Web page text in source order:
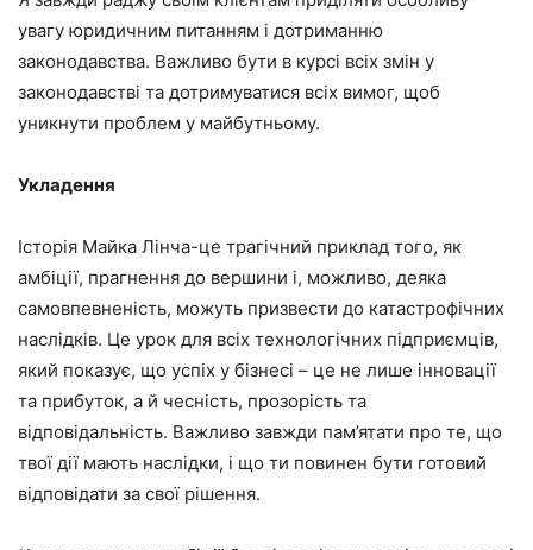
увагу юридичним питанням і дотриманню
законодавства. Важливо бути в курсі всіх змін у
законодавстві та дотримуватися всіх вимог, щоб
уникнути проблем у майбутньому.
Укладення
Історія Майка Лінча-це трагічний приклад того, як
амбіції, прагнення до вершини і, можливо, деяка
самовпевненість, можуть призвести до катастрофічних
наслідків. Це урок для всіх технологічних підприємців,
який показує, що успіх у бізнесі – це не лише інновації
та прибуток, а й чесність, прозорість та
відповідальність. Важливо завжди пам’ятати про те, що
твої дії мають наслідки, і що ти повинен бути готовий
відповідати за свої рішення.